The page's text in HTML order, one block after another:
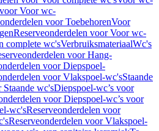
Voor wc-
voor ToebehorenVoor
Reserveonderdelen voor Voor wc-
complete wc'sVerbruiksmateriaalWc's
voor Hang-
voor Diepspoel-
voor Vlakspoel-wc'sStaande
Staande wc'sDiepspoel-wc’s voor
voor Diepspoel-wc’s voor
wc'sReserveonderdelen voor
Reserveonderdelen voor Vlakspoel-